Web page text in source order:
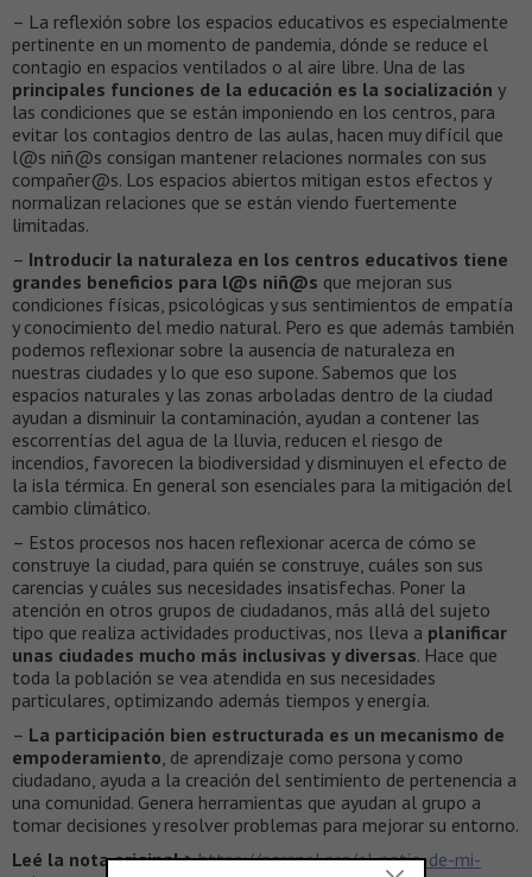
– La reflexión sobre los espacios educativos es especialmente
pertinente en un momento de pandemia, dónde se reduce el
contagio en espacios ventilados o al aire libre. Una de las
principales funciones de la educación es la socialización y
las condiciones que se están imponiendo en los centros, para
evitar los contagios dentro de las aulas, hacen muy difícil que
l@s niñ@s consigan mantener relaciones normales con sus
compañer@s. Los espacios abiertos mitigan estos efectos y
normalizan relaciones que se están viendo fuertemente
limitadas.
– Introducir la naturaleza en los centros educativos tiene
grandes beneficios para l@s niñ@s que mejoran sus
condiciones físicas, psicológicas y sus sentimientos de empatía
y conocimiento del medio natural. Pero es que además también
podemos reflexionar sobre la ausencia de naturaleza en
nuestras ciudades y lo que eso supone. Sabemos que los
espacios naturales y las zonas arboladas dentro de la ciudad
ayudan a disminuir la contaminación, ayudan a contener las
escorrentías del agua de la lluvia, reducen el riesgo de
incendios, favorecen la biodiversidad y disminuyen el efecto de
la isla térmica. En general son esenciales para la mitigación del
cambio climático.
– Estos procesos nos hacen reflexionar acerca de cómo se
construye la ciudad, para quién se construye, cuáles son sus
carencias y cuáles sus necesidades insatisfechas. Poner la
atención en otros grupos de ciudadanos, más allá del sujeto
tipo que realiza actividades productivas, nos lleva a planificar
unas ciudades mucho más inclusivas y diversas. Hace que
toda la población se vea atendida en sus necesidades
particulares, optimizando además tiempos y energía.
– La participación bien estructurada es un mecanismo de
empoderamiento , de aprendizaje como persona y como
ciudadano, ayuda a la creación del sentimiento de pertenencia a
una comunidad. Genera herramientas que ayudan al grupo a
tomar decisiones y resolver problemas para mejorar su entorno.
Leé la nota original > https://agranel.org/el-patio-de-mi-